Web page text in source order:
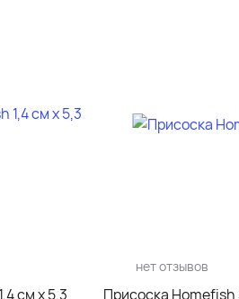
см х 5,3
нет отзывов
Присоска Homefish